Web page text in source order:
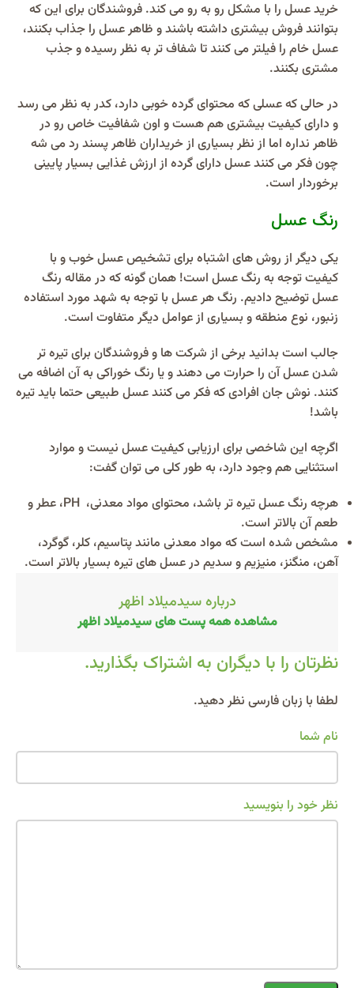
خرید عسل را با مشکل رو به رو می کند. فروشندگان برای این که
بتوانند فروش بیشتری داشته باشند و ظاهر عسل را جذاب بکنند،
عسل خام را فیلتر می کنند تا شفاف تر به نظر رسیده و جذب
مشتری بکنند.
در حالی که عسلی که محتوای گرده خوبی دارد، کدر به نظر می رسد
و دارای کیفیت بیشتری هم هست و اون شفافیت خاص رو در
ظاهر نداره اما از نظر بسیاری از خریداران ظاهر پسند رد می شه
چون فکر می کنند عسل دارای گرده از ارزش غذایی بسیار پایینی
برخوردار است.
رنگ عسل
یکی دیگر از روش های اشتباه برای تشخیص عسل خوب و با
کیفیت توجه به رنگ عسل است! همان گونه که در مقاله رنگ
عسل توضیح دادیم. رنگ هر عسل با توجه به شهد مورد استفاده
زنبور، نوع منطقه و بسیاری از عوامل دیگر متفاوت است.
جالب است بدانید برخی از شرکت ها و فروشندگان برای تیره تر
شدن عسل آن را حرارت می دهند و یا رنگ خوراکی به آن اضافه می
کنند. نوش جان افرادی که فکر می کنند عسل طبیعی حتما باید تیره
باشد!
اگرچه این شاخصی برای ارزیابی کیفیت عسل نیست و موارد
استثنایی هم وجود دارد، به طور کلی می توان گفت:
هرچه رنگ عسل تیره تر باشد، محتوای مواد معدنی، PH، عطر و
طعم آن بالاتر است.
مشخص شده است که مواد معدنی مانند پتاسیم، کلر، گوگرد،
آهن، منگنز، منیزیم و سدیم در عسل های تیره بسیار بالاتر است.
درباره سیدمیلاد اظهر
مشاهده همه پست های سیدمیلاد اظهر
نظرتان را با دیگران به اشتراک بگذارید.
لطفا با زبان فارسی نظر دهید.
نام شما
نظر خود را بنویسید
Alternative: